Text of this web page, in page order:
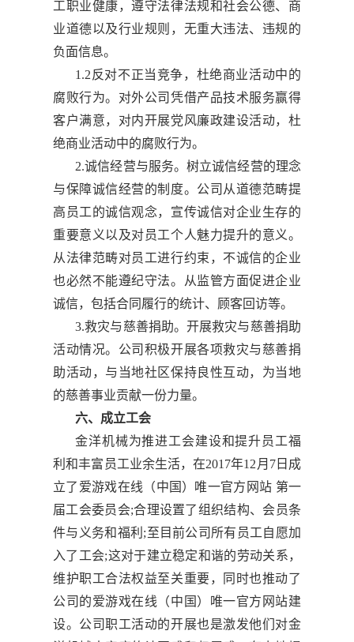
工职业健康，遵守法律法规和社会公德、商
业道德以及行业规则，无重大违法、违规的
负面信息。
1.2反对不正当竞争，杜绝商业活动中的
腐败行为。对外公司凭借产品技术服务赢得
客户满意，对内开展党风廉政建设活动，杜
绝商业活动中的腐败行为。
2.诚信经营与服务。树立诚信经营的理念
与保障诚信经营的制度。公司从道德范畴提
高员工的诚信观念，宣传诚信对企业生存的
重要意义以及对员工个人魅力提升的意义。
从法律范畴对员工进行约束，不诚信的企业
也必然不能遵纪守法。从监管方面促进企业
诚信，包括合同履行的统计、顾客回访等。
3.救灾与慈善捐助。开展救灾与慈善捐助
活动情况。公司积极开展各项救灾与慈善捐
助活动，与当地社区保持良性互动，为当地
的慈善事业贡献一份力量。
六、成立工会
金洋机械为推进工会建设和提升员工福
利和丰富员工业余生活，在2017年12月7日成
立了爱游戏在线（中国）唯一官方网站 第一
届工会委员会;合理设置了组织结构、会员条
件与义务和福利;至目前公司所有员工自愿加
入了工会;这对于建立稳定和谐的劳动关系，
维护职工合法权益至关重要，同时也推动了
公司的爱游戏在线（中国）唯一官方网站建
设。公司职工活动的开展也是激发他们对金